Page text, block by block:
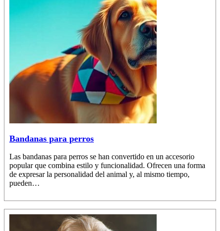
Bandanas para perros
Las bandanas para perros se han convertido en un accesorio
popular que combina estilo y funcionalidad. Ofrecen una forma
de expresar la personalidad del animal y, al mismo tiempo,
pueden…